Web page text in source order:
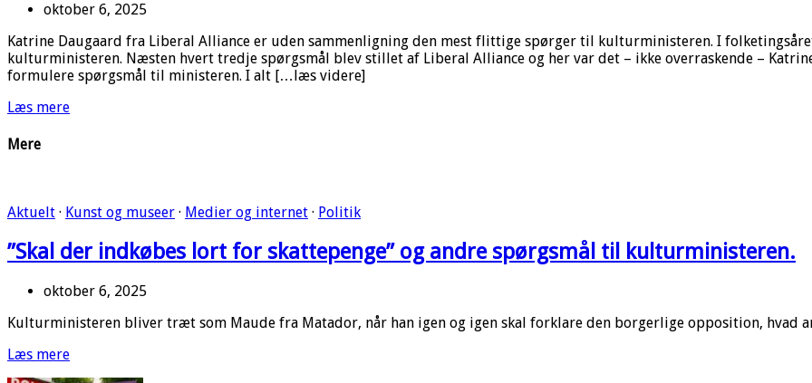
oktober 6, 2025
Katrine Daugaard fra Liberal Alliance er uden sammenligning den mest flittige spørger til kulturministeren. I
kulturministeren. Næsten hvert tredje spørgsmål blev stillet af Liberal Alliance og her var det – ikke overraskende –
formulere spørgsmål til ministeren. I alt […læs videre]
Læs mere
Mere
Aktuelt · Kunst og museer · Medier og internet · Politik
”Skal der indkøbes lort for skattepenge” og andre spørgsmål til kulturministeren.
oktober 6, 2025
Kulturministeren bliver træt som Maude fra Matador, når han igen og igen skal forklare den borgerlige opposition, hvad
Læs mere